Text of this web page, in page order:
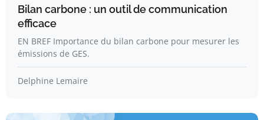
Bilan carbone : un outil de communication
efficace
EN BREF Importance du bilan carbone pour mesurer les
émissions de GES.
Delphine Lemaire